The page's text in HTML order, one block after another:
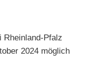
Rheinland-Pfalz
2024 möglich